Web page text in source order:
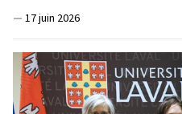
— 17 juin 2026